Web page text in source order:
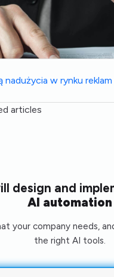
nadużycia w rynku
articles
design and
AI automation
your company needs,
the right AI tools.